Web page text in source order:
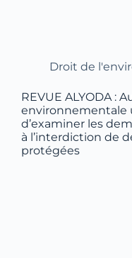
Droit de
REVUE ALYODA :
environnementale
d’examiner les
à l’interdiction de
protégées